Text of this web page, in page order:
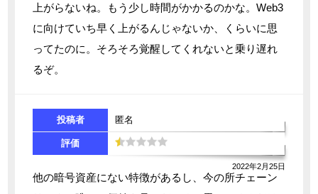
上がらないね。もう少し時間がかかるのかな。Web3
に向けていち早く上がるんじゃないか、くらいに思
ってたのに。そろそろ覚醒してくれないと乗り遅れ
るぞ。
投稿者 匿名
評価
2022年2月25日
他の暗号資産にない特徴があるし、今の所チェーン